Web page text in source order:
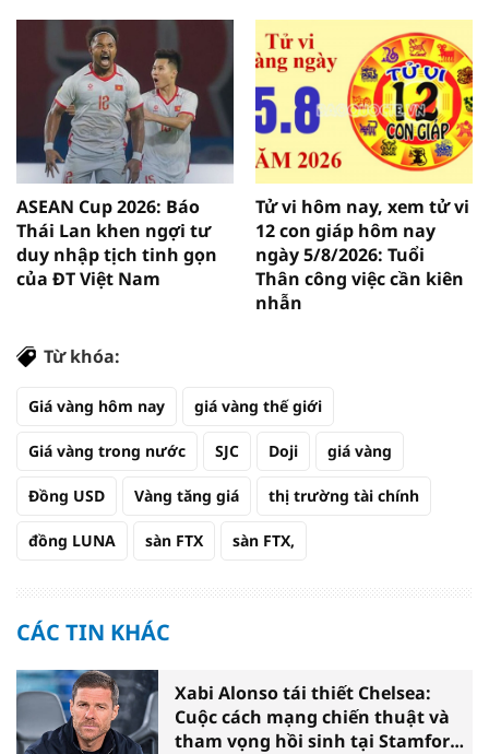
ASEAN Cup 2026: Báo
Thái Lan khen ngợi tư
duy nhập tịch tinh gọn
của ĐT Việt Nam
Tử vi hôm nay, xem tử vi
12 con giáp hôm nay
ngày 5/8/2026: Tuổi
Thân công việc cần kiên
nhẫn
Từ khóa:
Giá vàng hôm nay giá vàng thế giới
Giá vàng trong nước SJC Doji giá vàng
Đồng USD Vàng tăng giá thị trường tài chính
đồng LUNA sàn FTX sàn FTX,
CÁC TIN KHÁC
Xabi Alonso tái thiết Chelsea:
Cuộc cách mạng chiến thuật và
tham vọng hồi sinh tại Stamford